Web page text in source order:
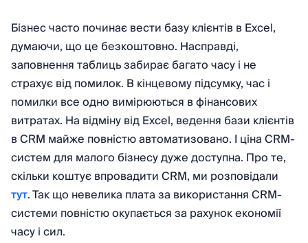
Бізнес часто починає вести базу клієнтів в Excel,
думаючи, що це безкоштовно. Насправді,
заповнення таблиць забирає багато часу і не
страхує від помилок. В кінцевому підсумку, час і
помилки все одно вимірюються в фінансових
витратах. На відміну від Excel, ведення бази клієнтів
в CRM майже повністю автоматизовано. І ціна CRM-
систем для малого бізнесу дуже доступна. Про те,
скільки коштує впровадити CRM, ми розповідали
тут. Так що невелика плата за використання CRM-
системи повністю окупається за рахунок економії
часу і сил.